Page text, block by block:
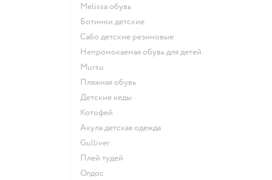
Melissa обувь
Ботинки детские
Сабо детские резиновые
Непромокаемая обувь для детей
Mursu
Пляжная обувь
Детские кеды
Котофей
Акула детская одежда
Gulliver
Плей тудей
Олдос